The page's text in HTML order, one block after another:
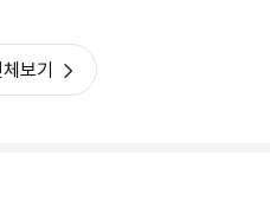
보기